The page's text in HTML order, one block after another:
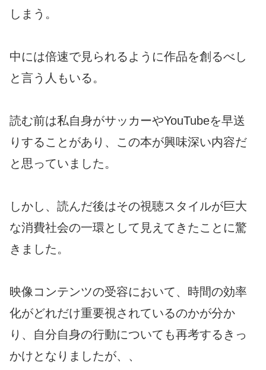
しまう。
中には倍速で見られるように作品を創るべし
と言う人もいる。
読む前は私自身がサッカーやYouTubeを早送
りすることがあり、この本が興味深い内容だ
と思っていました。
しかし、読んだ後はその視聴スタイルが巨大
な消費社会の一環として見えてきたことに驚
きました。
映像コンテンツの受容において、時間の効率
化がどれだけ重要視されているのかが分か
り、自分自身の行動についても再考するきっ
かけとなりましたが、、